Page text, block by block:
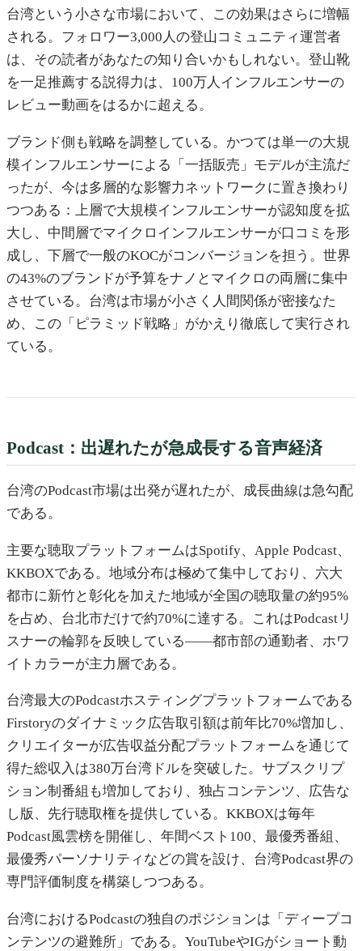
台湾という小さな市場において、この効果はさらに増幅
される。フォロワー3,000人の登山コミュニティ運営者
は、その読者があなたの知り合いかもしれない。登山靴
を一足推薦する説得力は、100万人インフルエンサーの
レビュー動画をはるかに超える。
ブランド側も戦略を調整している。かつては単一の大規
模インフルエンサーによる「一括販売」モデルが主流だ
ったが、今は多層的な影響力ネットワークに置き換わり
つつある：上層で大規模インフルエンサーが認知度を拡
大し、中間層でマイクロインフルエンサーが口コミを形
成し、下層で一般のKOCがコンバージョンを担う。世界
の43%のブランドが予算をナノとマイクロの両層に集中
させている。台湾は市場が小さく人間関係が密接なた
め、この「ピラミッド戦略」がかえり徹底して実行され
ている。
Podcast：出遅れたが急成長する音声経済
台湾のPodcast市場は出発が遅れたが、成長曲線は急勾配
である。
主要な聴取プラットフォームはSpotify、Apple Podcast、
KKBOXである。地域分布は極めて集中しており、六大
都市に新竹と彰化を加えた地域が全国の聴取量の約95%
を占め、台北市だけで約70%に達する。これはPodcastリ
スナーの輪郭を反映している——都市部の通勤者、ホワ
イトカラーが主力層である。
台湾最大のPodcastホスティングプラットフォームである
Firstoryのダイナミック広告取引額は前年比70%増加し、
クリエイターが広告収益分配プラットフォームを通じて
得た総収入は380万台湾ドルを突破した。サブスクリプ
ション制番組も増加しており、独占コンテンツ、広告な
し版、先行聴取権を提供している。KKBOXは毎年
Podcast風雲榜を開催し、年間ベスト100、最優秀番組、
最優秀パーソナリティなどの賞を設け、台湾Podcast界の
専門評価制度を構築しつつある。
台湾におけるPodcastの独自のポジションは「ディープコ
ンテンツの避難所」である。YouTubeやIGがショート動